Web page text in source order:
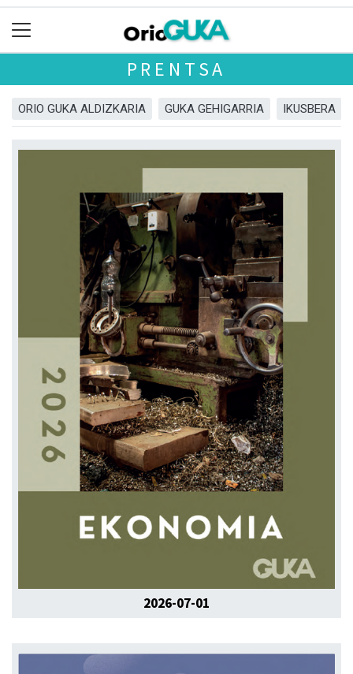
PRENTSA
ORIO GUKA ALDIZKARIA GUKA GEHIGARRIA IKUSBERA
2026-07-01